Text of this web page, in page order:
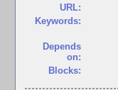
URL:
Keywords:
Depends
on:
Blocks: